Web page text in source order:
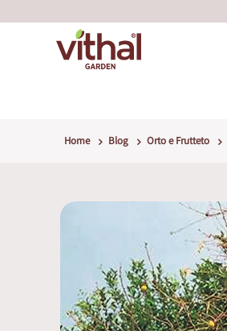
Home Blog Orto e Frutteto